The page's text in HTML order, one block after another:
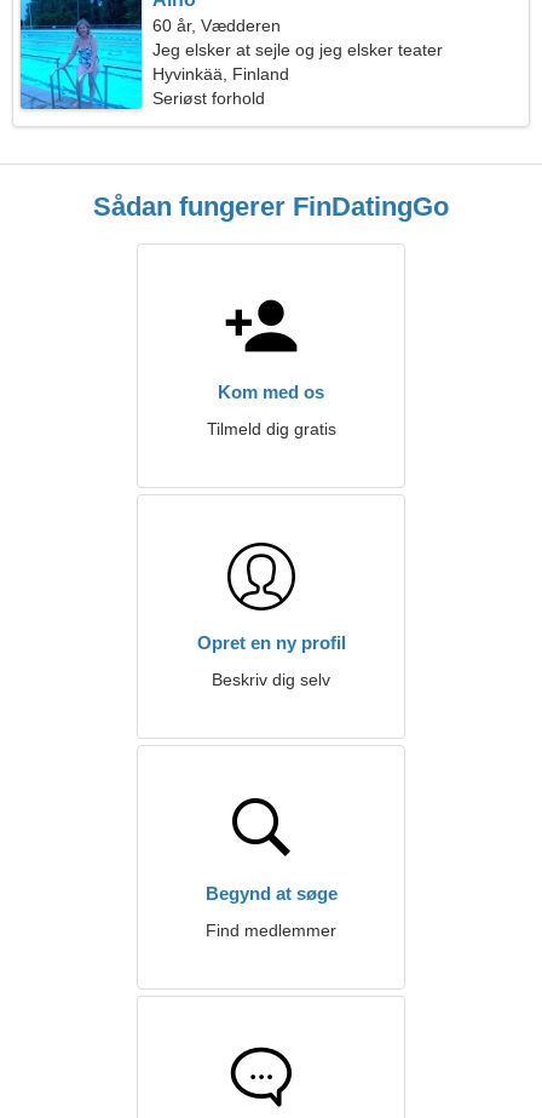
60 år, Vædderen
Jeg elsker at sejle og jeg elsker teater
Hyvinkää, Finland
Seriøst forhold
Sådan fungerer FinDatingGo
Kom med os
Tilmeld dig gratis
Opret en ny profil
Beskriv dig selv
Begynd at søge
Find medlemmer